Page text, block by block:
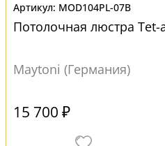
MOD104PL-07B
Потолочная люстра Tet-
Maytoni (Германия)
15 700 ₽